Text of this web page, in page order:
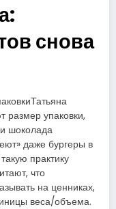
снова
размер упаковки,
шоколада
даже бургеры в
практику
что
на ценниках,
веса/объема.